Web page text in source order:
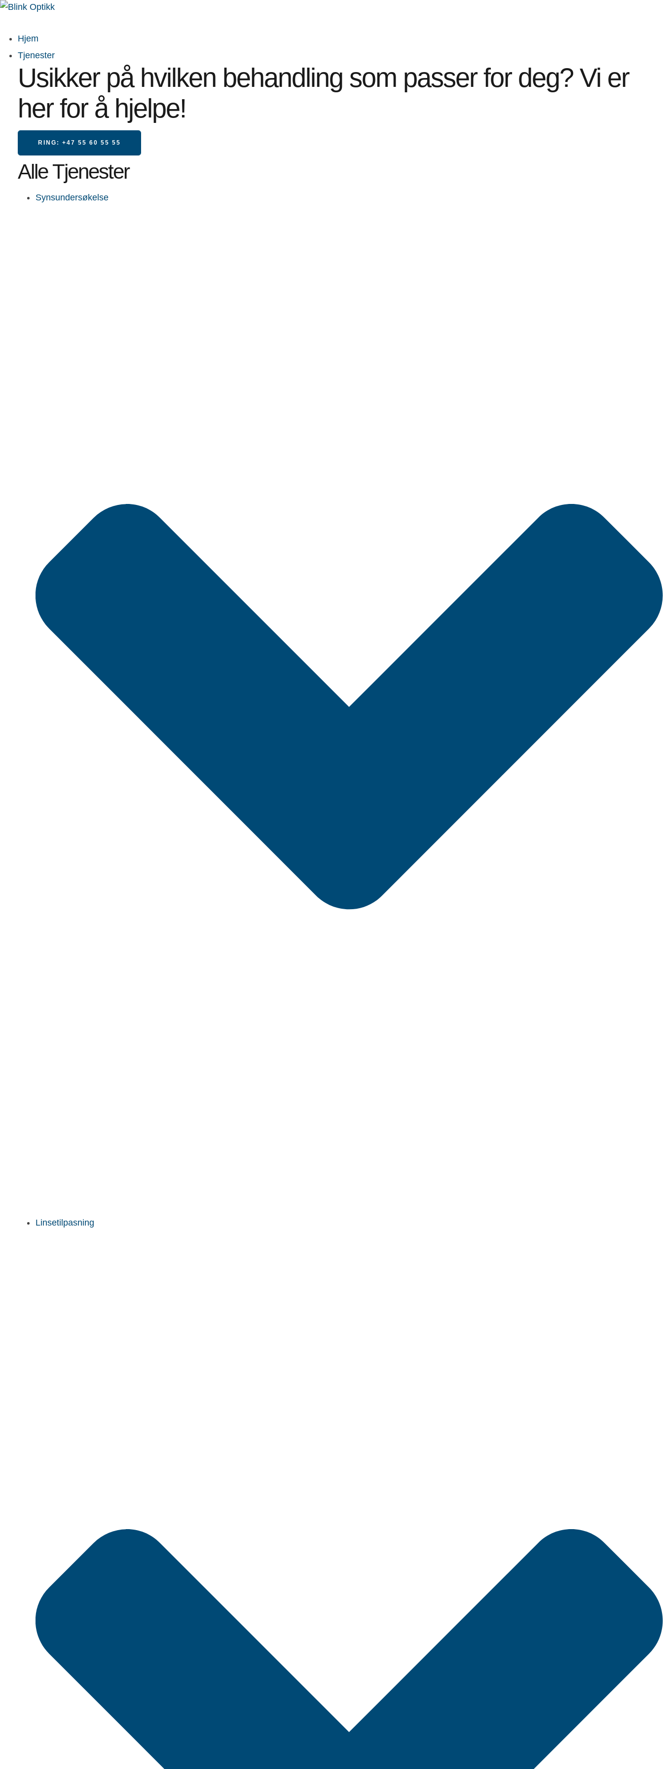
Hjem
Tjenester
Usikker på hvilken behandling som passer for deg? Vi er
her for å hjelpe!
RING: +47 55 60 55 55
Alle Tjenester
Synsundersøkelse
Linsetilpasning